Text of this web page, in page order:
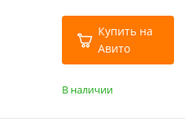
Купить на
Авито
В наличии